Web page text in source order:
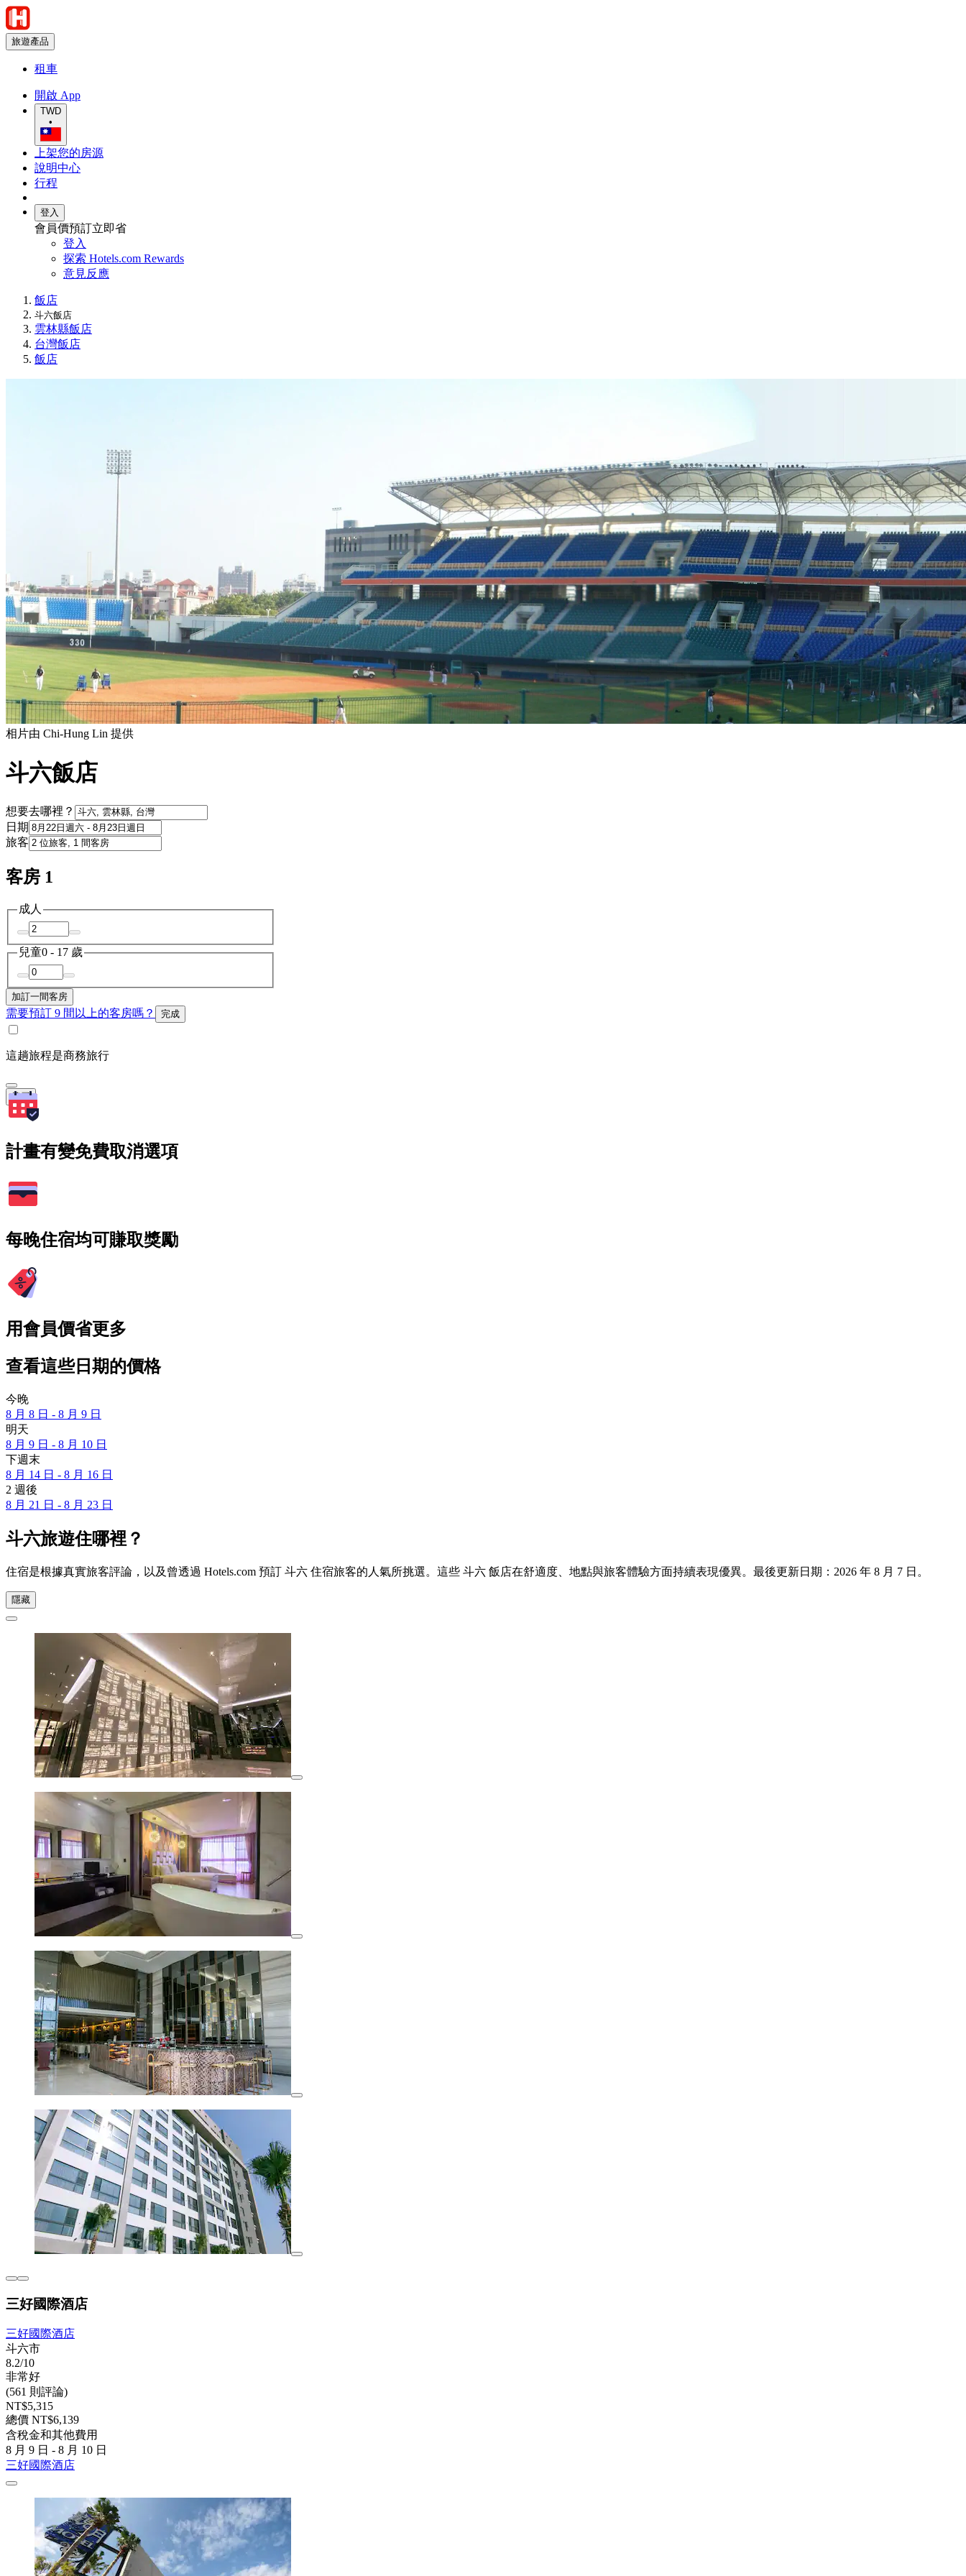
旅遊產品
租車
開啟 App
TWD
•
上架您的房源
說明中心
行程
登入
會員價預訂立即省
登入
探索 Hotels.com Rewards
意見反應
飯店
斗六飯店
雲林縣飯店
台灣飯店
飯店
相片由 Chi-Hung Lin 提供
斗六飯店
想要去哪裡？
日期
旅客
客房 1
成人
兒童0 - 17 歲
加訂一間客房
需要預訂 9 間以上的客房嗎？ 完成
這趟旅程是商務旅行
搜尋
計畫有變免費取消選項
每晚住宿均可賺取獎勵
用會員價省更多
查看這些日期的價格
今晚
8 月 8 日 - 8 月 9 日
明天
8 月 9 日 - 8 月 10 日
下週末
8 月 14 日 - 8 月 16 日
2 週後
8 月 21 日 - 8 月 23 日
斗六旅遊住哪裡？
住宿是根據真實旅客評論，以及曾透過 Hotels.com 預訂 斗六 住宿旅客的人氣所挑選。這些 斗六 飯店在舒適度、地點與旅客體驗方面持續表現優異。最後更新日期： 2026 年 8 月 7 日 。
隱藏
三好國際酒店
三好國際酒店
斗六市
8.2/10
非常好
(561 則評論)
NT$5,315
總價 NT$6,139
含稅金和其他費用
8 月 9 日 - 8 月 10 日
三好國際酒店